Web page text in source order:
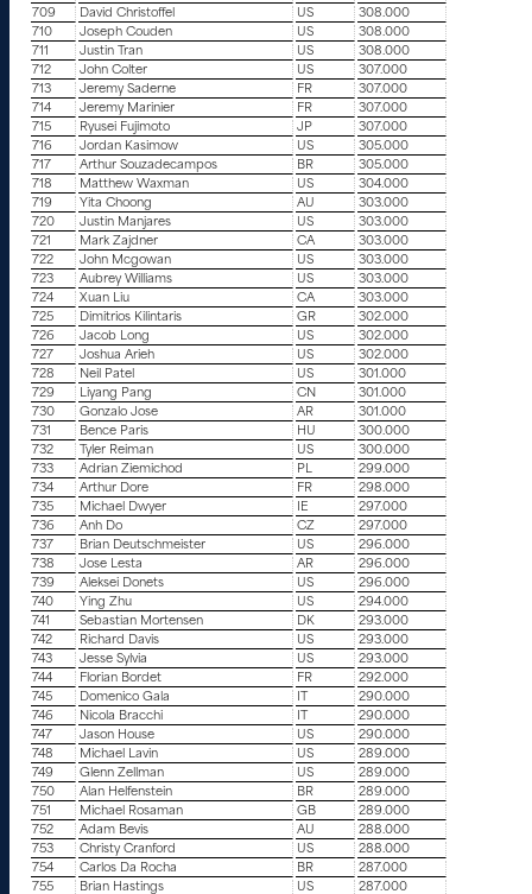
709
David Christoffel US
308.000
710
Joseph Couden US
308.000
711
Justin Tran US
308.000
712
John Colter US
307.000
713
Jeremy Saderne FR
307.000
714
Jeremy Marinier FR
307.000
715
Ryusei Fujimoto JP
307.000
716
Jordan Kasimow US
305.000
717
Arthur Souzadecampos BR
305.000
718
Matthew Waxman US
304.000
719
Yita Choong AU
303.000
720
Justin Manjares US
303.000
721
Mark Zajdner CA
303.000
722
John Mcgowan US
303.000
723
Aubrey Williams US
303.000
724
Xuan Liu CA
303.000
725
Dimitrios Kilintaris GR
302.000
726
Jacob Long US
302.000
727
Joshua Arieh US
302.000
728
Neil Patel US
301.000
729
Liyang Pang CN
301.000
730
Gonzalo Jose AR
301.000
731
Bence Paris HU
300.000
732
Tyler Reiman US
300.000
733
Adrian Ziemichod PL
299.000
734
Arthur Dore FR
298.000
735
Michael Dwyer IE
297.000
736
Anh Do CZ
297.000
737
Brian Deutschmeister US
296.000
738
Jose Lesta AR
296.000
739
Aleksei Donets US
296.000
740
Ying Zhu US
294.000
741
Sebastian Mortensen DK
293.000
742
Richard Davis US
293.000
743
Jesse Sylvia US
293.000
744
Florian Bordet FR
292.000
745
Domenico Gala
290.000
746
Nicola Bracchi
290.000
747
Jason House US
290.000
748
Michael Lavin US
289.000
749
Glenn Zellman US
289.000
750
Alan Helfenstein BR
289.000
751
Michael Rosaman GB
289.000
752
Adam Bevis AU
288.000
753
Christy Cranford US
288.000
754
Carlos Da Rocha BR
287.000
755
Brian Hastings US 287.000